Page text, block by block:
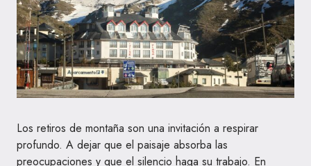
Los retiros de montaña son una invitación a respirar
profundo. A dejar que el paisaje absorba las
preocupaciones y que el silencio haga su trabajo. En